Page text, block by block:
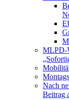
MLPD-
Nach
Beitrag